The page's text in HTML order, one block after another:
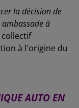
la décision de
à
collectif
à l'origine du
AUTO EN